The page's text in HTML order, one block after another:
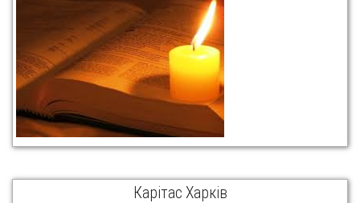
Карітас Харків